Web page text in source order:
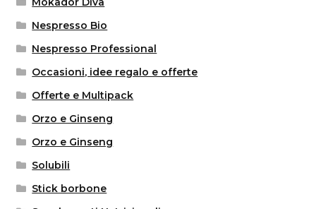
Nespresso Bio
Nespresso Professional
Occasioni, idee regalo e offerte
Offerte e Multipack
Orzo e Ginseng
Orzo e Ginseng
Solubili
Stick borbone